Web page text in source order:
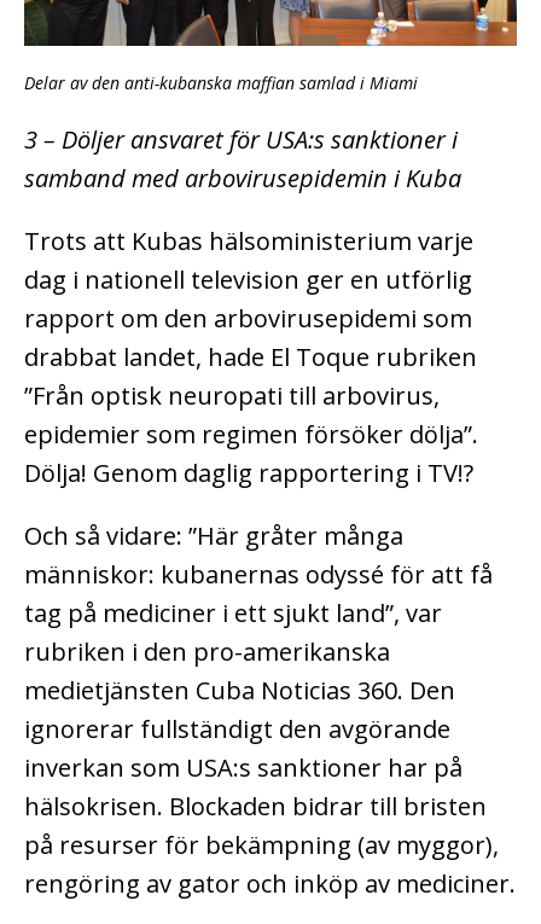
Delar av den anti-kubanska maffian samlad i Miami
3 – Döljer ansvaret för USA:s sanktioner i
samband med arbovirusepidemin i Kuba
Trots att Kubas hälsoministerium varje
dag i nationell television ger en utförlig
rapport om den arbovirusepidemi som
drabbat landet, hade El Toque rubriken
”Från optisk neuropati till arbovirus,
epidemier som regimen försöker dölja”.
Dölja! Genom daglig rapportering i TV!?
Och så vidare: ”Här gråter många
människor: kubanernas odyssé för att få
tag på mediciner i ett sjukt land”, var
rubriken i den pro-amerikanska
medietjänsten Cuba Noticias 360. Den
ignorerar fullständigt den avgörande
inverkan som USA:s sanktioner har på
hälsokrisen. Blockaden bidrar till bristen
på resurser för bekämpning (av myggor),
rengöring av gator och inköp av mediciner.